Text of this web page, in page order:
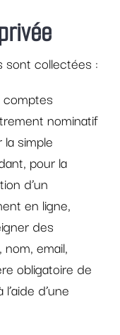
sont collectées :
nominatif
simple
pour la
d’un
en ligne,
des
email,
obligatoire de
d’une